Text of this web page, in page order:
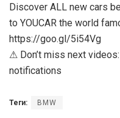
Discover ALL new cars
to YOUCAR the world
https://goo.gl/5i54Vg
⚠ Don’t miss next
notifications
Теги: BMW